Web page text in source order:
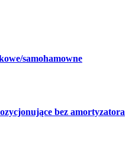
samohamowne
bez amortyzatora